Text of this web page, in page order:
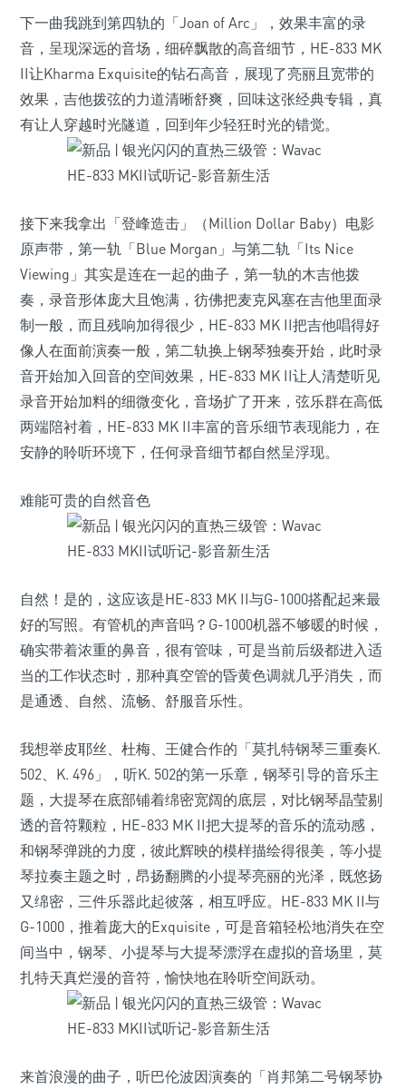
下一曲我跳到第四轨的「Joan of Arc」，效果丰富的录
音，呈现深远的音场，细碎飘散的高音细节，HE-833 MK
II让Kharma Exquisite的钻石高音，展现了亮丽且宽带的
效果，吉他拨弦的力道清晰舒爽，回味这张经典专辑，真
有让人穿越时光隧道，回到年少轻狂时光的错觉。
接下来我拿出「登峰造击」（Million Dollar Baby）电影
原声带，第一轨「Blue Morgan」与第二轨「Its Nice
Viewing」其实是连在一起的曲子，第一轨的木吉他拨
奏，录音形体庞大且饱满，彷佛把麦克风塞在吉他里面录
制一般，而且残响加得很少，HE-833 MK II把吉他唱得好
像人在面前演奏一般，第二轨换上钢琴独奏开始，此时录
音开始加入回音的空间效果，HE-833 MK II让人清楚听见
录音开始加料的细微变化，音场扩了开来，弦乐群在高低
两端陪衬着，HE-833 MK II丰富的音乐细节表现能力，在
安静的聆听环境下，任何录音细节都自然呈浮现。
难能可贵的自然音色
自然！是的，这应该是HE-833 MK II与G-1000搭配起来最
好的写照。有管机的声音吗？G-1000机器不够暖的时候，
确实带着浓重的鼻音，很有管味，可是当前后级都进入适
当的工作状态时，那种真空管的昏黄色调就几乎消失，而
是通透、自然、流畅、舒服音乐性。
我想举皮耶丝、杜梅、王健合作的「莫扎特钢琴三重奏K.
502、K. 496」，听K. 502的第一乐章，钢琴引导的音乐主
题，大提琴在底部铺着绵密宽阔的底层，对比钢琴晶莹剔
透的音符颗粒，HE-833 MK II把大提琴的音乐的流动感，
和钢琴弹跳的力度，彼此辉映的模样描绘得很美，等小提
琴拉奏主题之时，昂扬翻腾的小提琴亮丽的光泽，既悠扬
又绵密，三件乐器此起彼落，相互呼应。HE-833 MK II与
G-1000，推着庞大的Exquisite，可是音箱轻松地消失在空
间当中，钢琴、小提琴与大提琴漂浮在虚拟的音场里，莫
扎特天真烂漫的音符，愉快地在聆听空间跃动。
来首浪漫的曲子，听巴伦波因演奏的「肖邦第二号钢琴协